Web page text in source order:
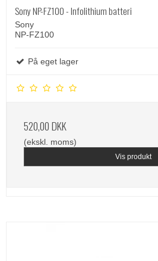
Sony NP-FZ100 - Infolithium batteri
Sony
NP-FZ100
På eget lager
520,00 DKK
(ekskl. moms)
Vis produkt